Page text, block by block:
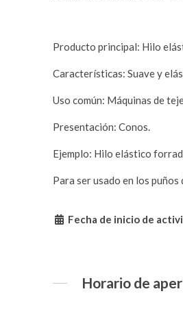
Producto principal: Hilo
Características: Suave y
Uso común: Máquinas de
Presentación: Conos.
Ejemplo: Hilo elástico
Para ser usado en los
Fecha de inicio de
Horario de